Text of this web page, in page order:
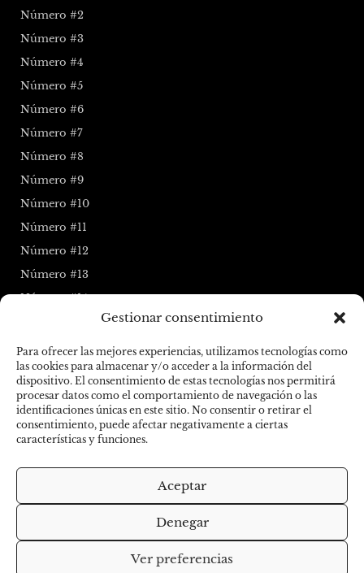
Gestionar consentimiento
Para ofrecer las mejores experiencias, utilizamos tecnologías como
las cookies para almacenar y/o acceder a la información del
dispositivo. El consentimiento de estas tecnologías nos permitirá
procesar datos como el comportamiento de navegación o las
identificaciones únicas en este sitio. No consentir o retirar el
consentimiento, puede afectar negativamente a ciertas
características y funciones.
Aceptar
Denegar
Ver preferencias
Número #2
Número #3
Número #4
Número #5
Número #6
Número #7
Número #8
Número #9
Número #10
Número #11
Número #12
Número #13
Número #14
Sigue la Maraña
F
a
e
b
o
o
I
n
t
a
g
r
© 2026 Todos los derechos reservados